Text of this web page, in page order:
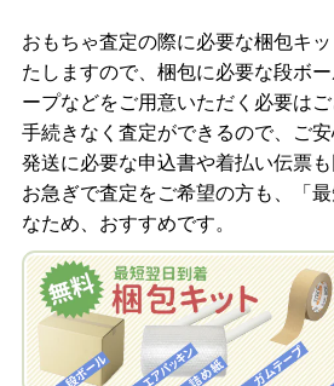
商品を撮影して
を送信します。
梱包キットをメールで申し込み
査定結果をメー
を申し込みます
でお届けします
自宅でおもちゃを発送・梱包
梱包キットに同
「ジョニージョ
追加し、スマー
撮影したおもち
梱包キットをLINEで申し込み
査定結果をLINE
申し込みます。
お届けします。
自宅でおもちゃを発送・梱包
おもちゃ査定の際に必要な梱包キ
たしますので、梱包に必要な段ボ
ープなどをご用意いただく必要は
手続きなく査定ができるので、ご安
発送に必要な申込書や着払い伝票も
お急ぎで査定をご希望の方も、「
なため、おすすめです。